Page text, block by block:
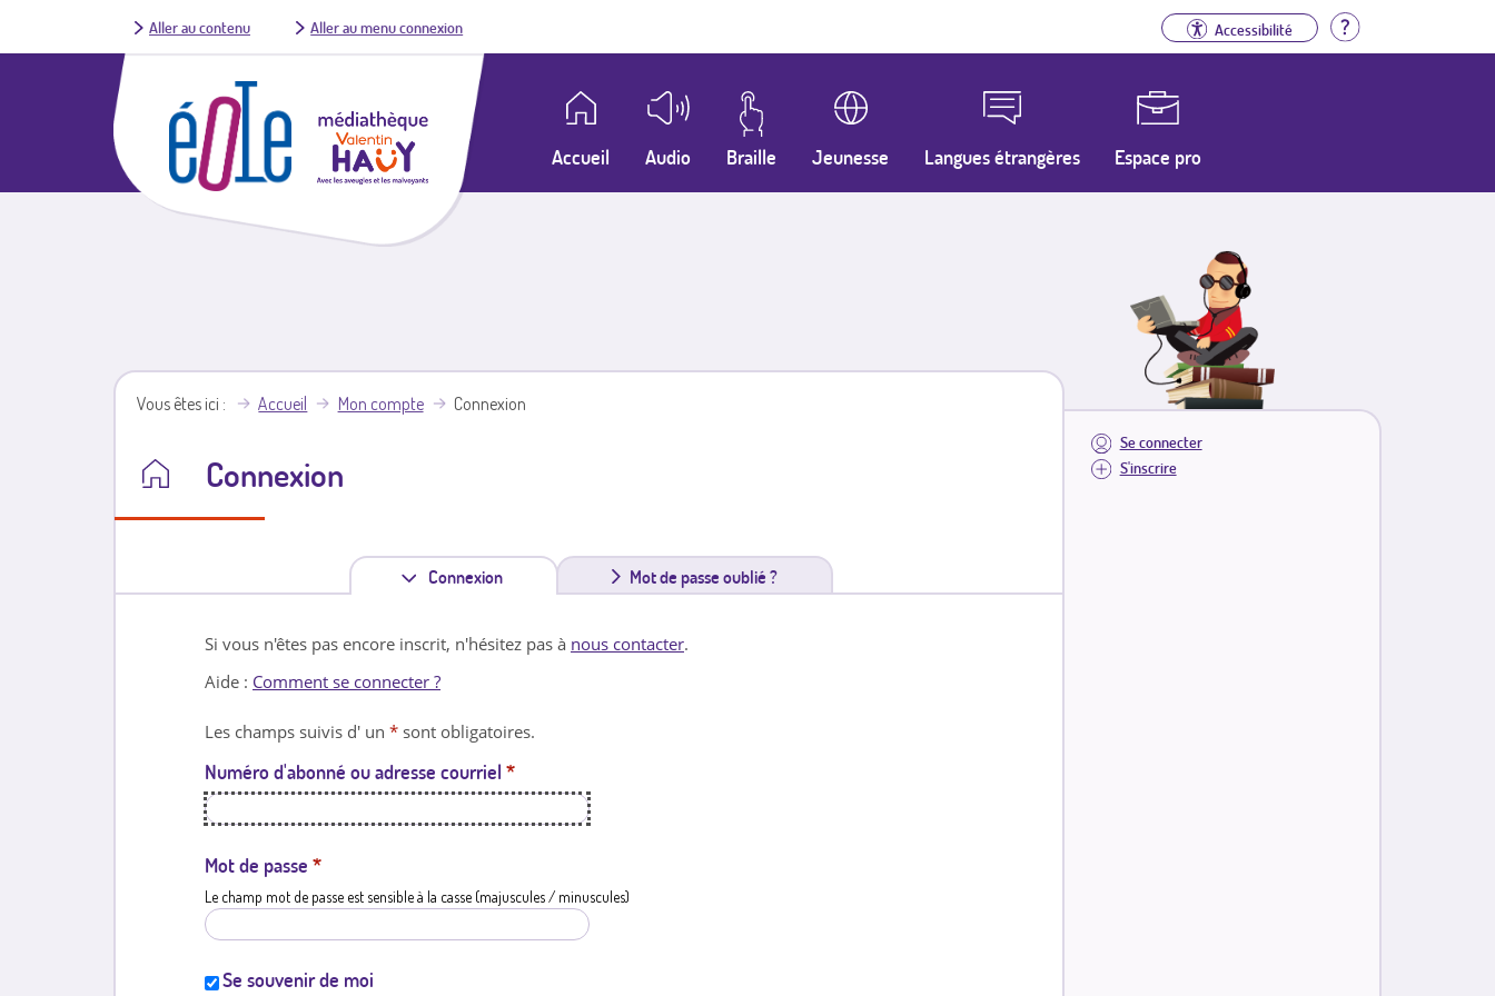
Aller au contenu Aller au menu connexion Accessibilité Aide
Accueil Audio Braille Jeunesse Langues étrangères Espace pro
Se connecter
S'inscrire
Vous êtes ici Accueil Mon compte Connexion
Connexion
Connexion
n
l
e
Mot de passe oublié ?
Si vous n'êtes pas encore inscrit, n'hésitez pas à nous contacter.
Aide : Comment se connecter ?
Les champs suivis d' un * sont obligatoires.
Numéro d'abonné ou adresse courriel *
Mot de passe *
Le champ mot de passe est sensible à la casse (majuscules / minuscules)
Se souvenir de moi